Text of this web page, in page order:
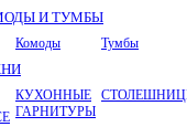
И ТУМБЫ
Комоды Тумбы
КУХОННЫЕ
ГАРНИТУРЫ